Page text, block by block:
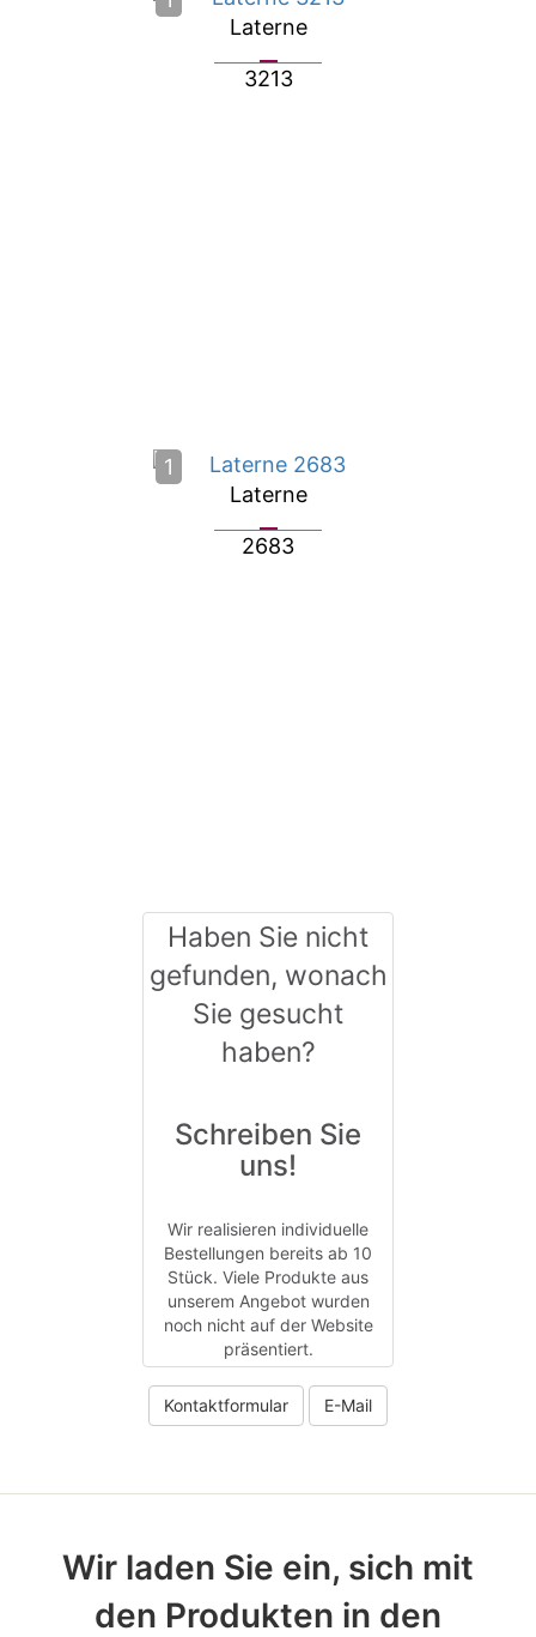
Laterne
3213
1
Laterne
2683
Haben Sie nicht
gefunden, wonach
Sie gesucht
haben?
Schreiben Sie
uns!
Wir realisieren individuelle
Bestellungen bereits ab 10
Stück. Viele Produkte aus
unserem Angebot wurden
noch nicht auf der Website
präsentiert.
Kontaktformular E-Mail
Wir laden Sie ein, sich mit
den Produkten in den